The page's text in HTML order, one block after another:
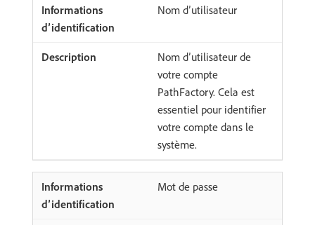
Nom d’utilisateur
Nom d’utilisateur de
votre compte
PathFactory. Cela est
essentiel pour identifier
votre compte dans le
système.
Mot de passe